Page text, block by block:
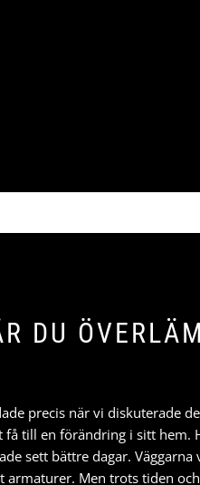
DU
precis när vi diskuterade
till en förändring i sitt hem.
sett bättre dagar.
Men trots tiden